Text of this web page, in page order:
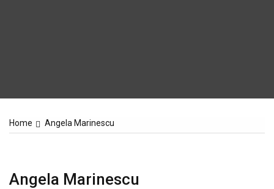
Home Angela Marinescu
Angela Marinescu